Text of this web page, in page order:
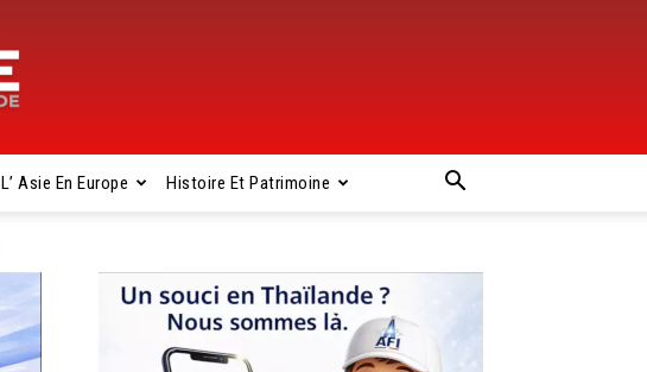
L’ Asie En Europe Histoire Et Patrimoine